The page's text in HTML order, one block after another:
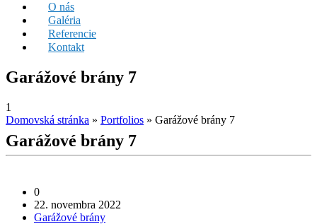
O nás
Galéria
Referencie
Kontakt
Garážové brány 7
1
Domovská stránka » Portfolios » Garážové brány 7
Garážové brány 7
0
22. novembra 2022
Garážové brány